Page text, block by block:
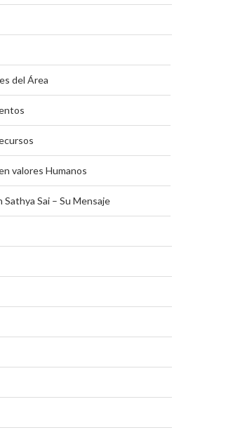
del Área
valores Humanos
Sathya Sai – Su Mensaje